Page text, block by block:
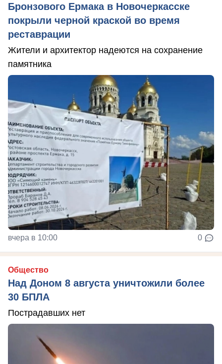
Бронзового Ермака в Новочеркасске
покрыли черной краской во время
реставрации
Жители и архитектор надеются на сохранение
памятника
вчера в 10:00 0
Общество
Над Доном 8 августа уничтожили более
30 БПЛА
Пострадавших нет